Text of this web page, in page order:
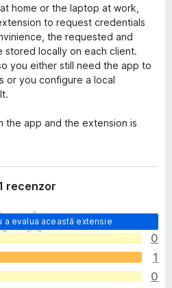
home or the laptop at work,
to request credentials
the requested and
locally on each client.
you either still need the app to
or you configure a local
the app and the extension is
recenzor
a evalua această extensie
0
1
0